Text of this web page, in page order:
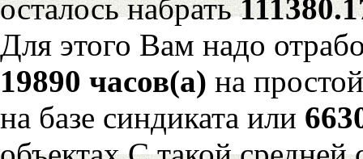
осталось набрать
Для этого Вам надо
19890 часов(а) на
на базе синдиката или